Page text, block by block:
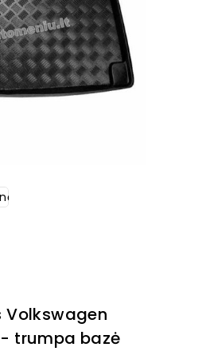
Volkswagen
trumpa bazė